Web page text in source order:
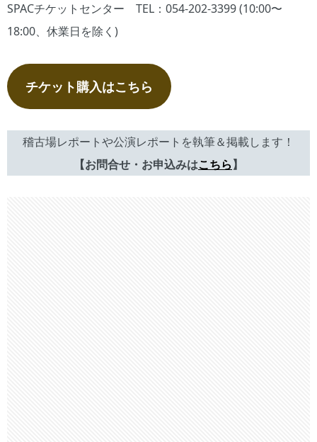
SPACチケットセンター TEL：054-202-3399 (10:00〜
18:00、休業日を除く)
チケット購入はこちら
稽古場レポートや公演レポートを執筆＆掲載します！
【お問合せ・お申込みはこちら】